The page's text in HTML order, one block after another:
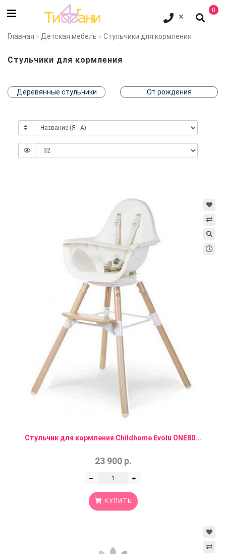
0
Главная Детская мебель Стульчики для кормления
Стульчики для кормления
Деревянные стульчики От рождения
Стульчик для кормления Childhome Evolu ONE80...
23 900 р.
КУПИТЬ